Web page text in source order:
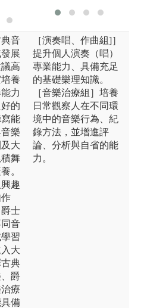
音
展
高
養
力
的
能
樂
大
舞
。
趣
士
音
習
大
典
爵
療
備
［演奏唱、作曲組]］
提升個人演奏（唱）
專業能力、具備充足
的基礎樂理知識。
［音樂治療組］培養
日常觀察人在不同環
境中的音樂行為、紀
錄方法，並增進評
論、分析與自省的能
力。